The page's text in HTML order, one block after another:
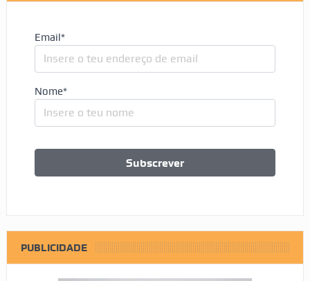
Email*
Nome*
PUBLICIDADE